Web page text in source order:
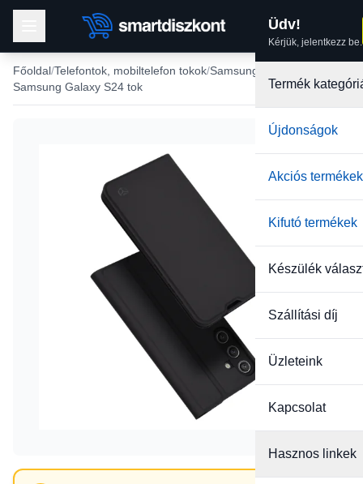
Üdv!
Kérjük, jelentkezz be.
Termék
Újdonságok
Akciós termékek
Kifutó termékek
Készülék
Szállítási díj
Üzleteink
Kapcsolat
Hasznos linkek
Főoldal Telefontok, mobiltelefon tokok Samsung tokok
Samsung Galaxy S24 tok